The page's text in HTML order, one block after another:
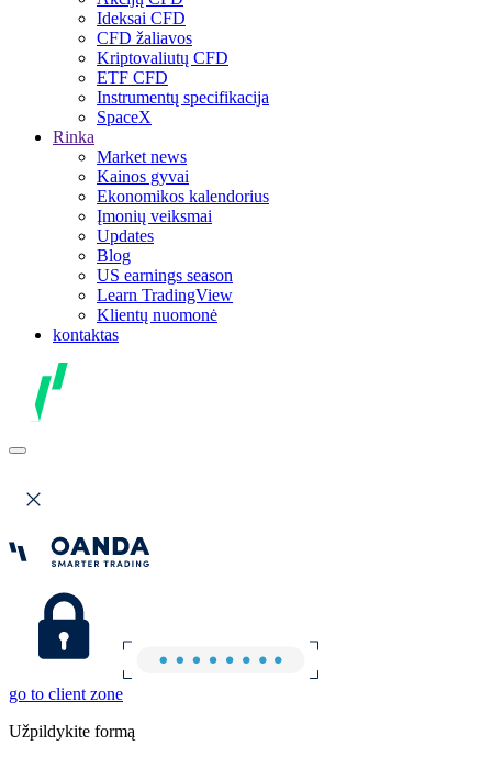
Ideksai CFD
CFD žaliavos
Kriptovaliutų CFD
ETF CFD
Instrumentų specifikacija
SpaceX
Rinka
Market news
Kainos gyvai
Ekonomikos kalendorius
Įmonių veiksmai
Updates
Blog
US earnings season
Learn TradingView
Klientų nuomonė
kontaktas
go to client zone
Užpildykite formą